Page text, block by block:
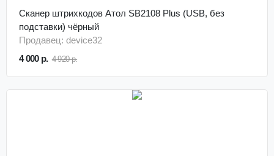
Сканер штрихкодов Атол SB2108 Plus (USB, без
подставки) чёрный
Продавец: device32
4 000 р. 4 920 р.